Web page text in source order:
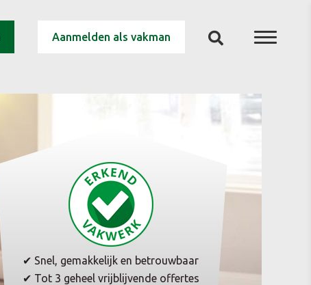
Aanmelden als vakman
✔ Snel, gemakkelijk en betrouwbaar
✔ Tot 3 geheel vrijblijvende offertes